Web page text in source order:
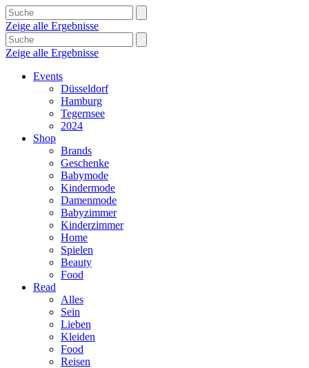
Zeige alle Ergebnisse
Zeige alle Ergebnisse
Events
Düsseldorf
Hamburg
Tegernsee
2024
Shop
Brands
Geschenke
Babymode
Kindermode
Damenmode
Babyzimmer
Kinderzimmer
Home
Spielen
Beauty
Food
Read
Alles
Sein
Lieben
Kleiden
Food
Reisen